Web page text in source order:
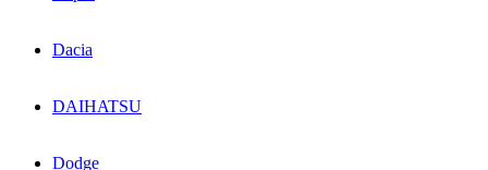
Dacia
DAIHATSU
Dodge